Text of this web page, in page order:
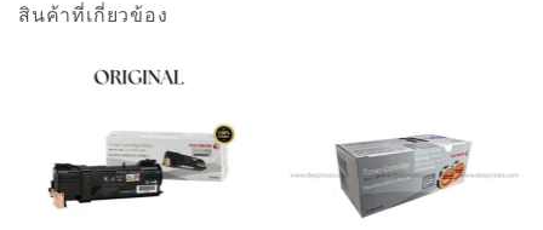
สินค้าที่เกี่ยวข้อง